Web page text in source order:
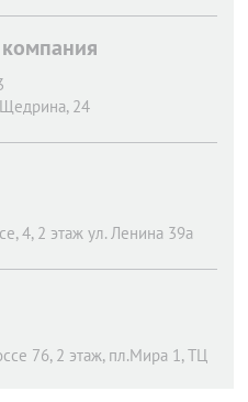
24
4, 2 этаж ул. Ленина 39а
76, 2 этаж, пл.Мира 1, ТЦ